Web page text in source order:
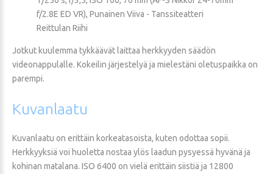
f/2.8E ED VR), Punainen Viiva - Tanssiteatteri
Reittulan Riihi
Jotkut kuulemma tykkäävät laittaa herkkyyden säädön
videonappulalle. Kokeilin järjestelyä ja mielestäni oletuspaikka on
parempi.
Kuvanlaatu
Kuvanlaatu on erittäin korkeatasoista, kuten odottaa sopii.
Herkkyyksiä voi huoletta nostaa ylös laadun pysyessä hyvänä ja
kohinan matalana. ISO 6400 on vielä erittäin siistiä ja 12800